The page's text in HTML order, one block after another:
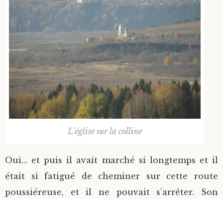
L’église sur la colline
Oui… et puis il avait marché si longtemps et il
était si fatigué de cheminer sur cette route
poussiéreuse, et il ne pouvait s’arrêter. Son